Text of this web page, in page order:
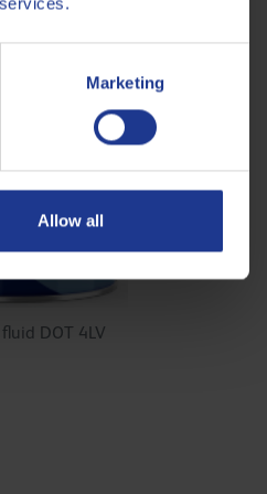
Marketing
Allow all
DOT 4LV